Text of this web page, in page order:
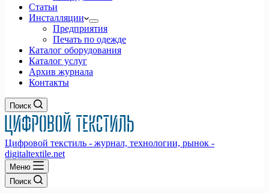
Статьи
Инсталляции
Предприятия
Печать по одежде
Каталог оборудования
Каталог услуг
Архив журнала
Контакты
Поиск
Цифровой текстиль - журнал, технологии, рынок -
digitaltextile.net
Меню
Поиск